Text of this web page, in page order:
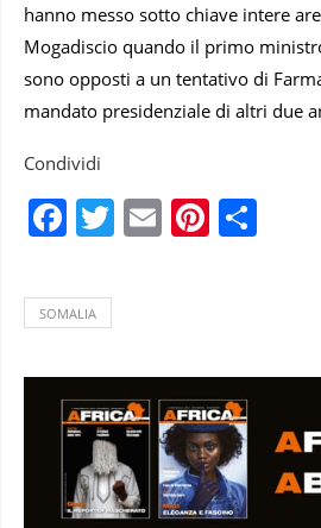
hanno messo sotto chiave intere
Mogadiscio quando il primo
sono opposti a un tentativo di
mandato presidenziale di altri due
Condividi
Facebook
Twitter
Email
SOMALIA